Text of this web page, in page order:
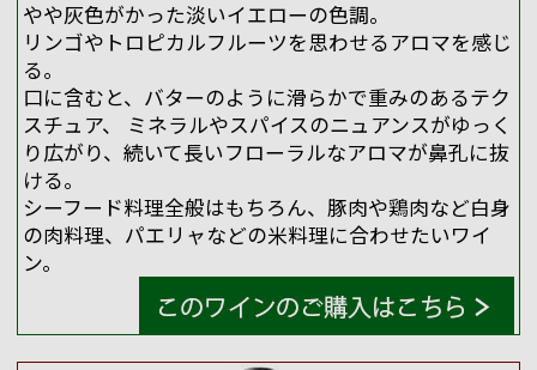
やや灰色がかった淡いイエローの色調。
リンゴやトロピカルフルーツを思わせるアロマを感じ
る。
口に含むと、バターのように滑らかで重みのあるテク
スチュア、 ミネラルやスパイスのニュアンスがゆっく
り広がり、続いて長いフローラルなアロマが鼻孔に抜
ける。
シーフード料理全般はもちろん、豚肉や鶏肉など白身
の肉料理、パエリャなどの米料理に合わせたいワイ
ン。